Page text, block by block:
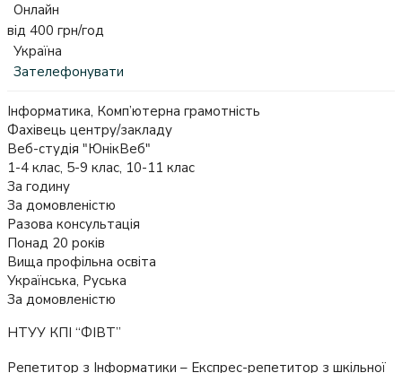
Онлайн
від 400 грн/год
Україна
Зателефонувати
Інформатика, Комп’ютерна грамотність
Фахівець центру/закладу
Веб-студія "ЮнікВеб"
1-4 клас, 5-9 клас, 10-11 клас
За годину
За домовленістю
Разова консультація
Понад 20 років
Вища профільна освіта
Українська, Руська
За домовленістю
НТУУ КПІ “ФІВТ”
Репетитор з Інформатики – Експрес-репетитор з шкільної